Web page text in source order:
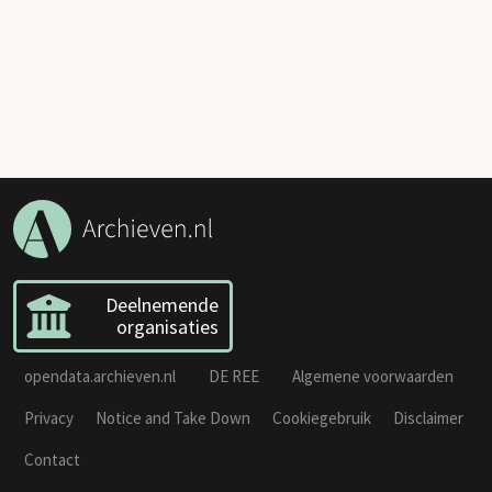
Deelnemende
organisaties
opendata.archieven.nl DE REE
Algemene voorwaarden
Privacy
Notice and Take Down Cookiegebruik
Disclaimer
Contact